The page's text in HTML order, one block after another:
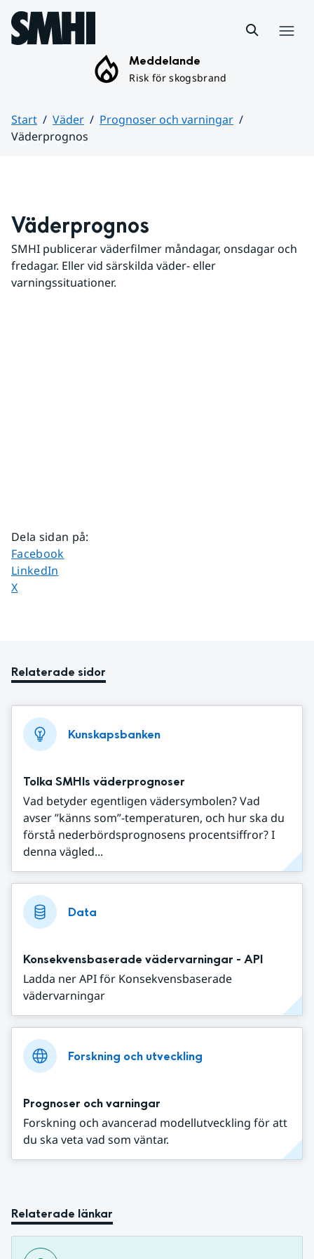
Hoppa till sidans innehåll
Meddelande
Risk för skogsbrand
Start Väder
Prognoser och varningar
Väderprognos
Väderprognos
SMHI publicerar väderfilmer måndagar, onsdagar och
fredagar. Eller vid särskilda väder- eller
varningssituationer.
Dela sidan på:
Dela sidan på
Facebook
Dela sidan på
LinkedIn
Dela sidan på
X
Relaterade sidor
Kunskapsbanken
Tolka SMHIs väderprognoser
Vad betyder egentligen vädersymbolen? Vad
avser ”känns som”-temperaturen, och hur ska du
förstå nederbördsprognosens procentsiffror? I
denna vägled...
Data
Konsekvensbaserade vädervarningar - API
Ladda ner API för Konsekvensbaserade
vädervarningar
Forskning och utveckling
Prognoser och varningar
Forskning och avancerad modellutveckling för att
du ska veta vad som väntar.
Relaterade länkar